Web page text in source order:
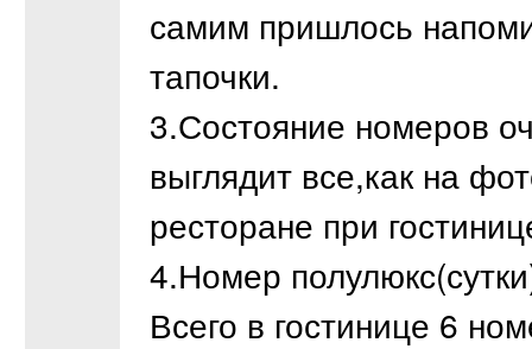
самим пришлось
тапочки.
3.Состояние номеров
выглядит все,как на
ресторане при
4.Номер
Всего в гостинице 6